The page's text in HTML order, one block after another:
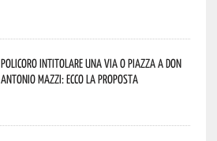
Policoro intitolare una via o piazza a don
Antonio Mazzi: ecco la proposta